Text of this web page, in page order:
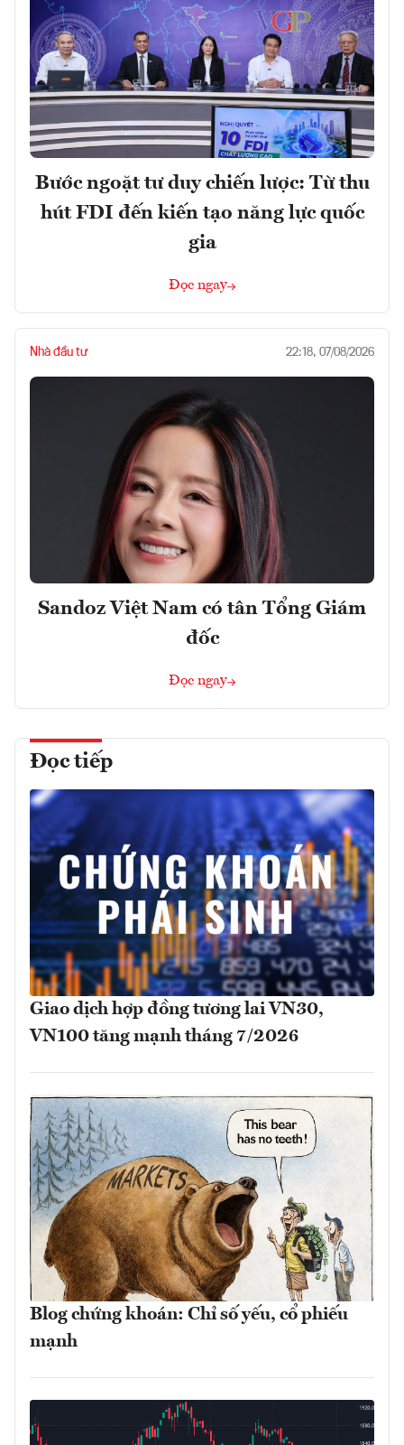
Bước ngoặt tư duy chiến lược: Từ thu
hút FDI đến kiến tạo năng lực quốc
gia
Đọc ngay
Nhà đầu tư 22:18, 07/08/2026
Sandoz Việt Nam có tân Tổng Giám
đốc
Đọc ngay
Đọc tiếp
Giao dịch hợp đồng tương lai VN30,
VN100 tăng mạnh tháng 7/2026
Blog chứng khoán: Chỉ số yếu, cổ phiếu
mạnh